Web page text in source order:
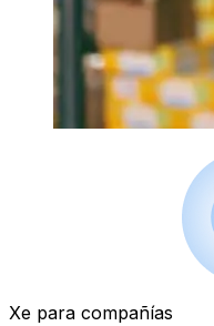
Xe para compañías